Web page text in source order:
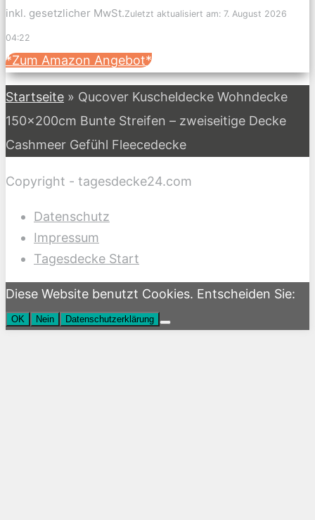
inkl. gesetzlicher MwSt.Zuletzt aktualisiert am: 7. August 2026
04:22
*Zum Amazon Angebot*
Startseite » Qucover Kuscheldecke Wohndecke
150x200cm Bunte Streifen – zweiseitige Decke
Cashmeer Gefühl Fleecedecke
Copyright - tagesdecke24.com
Datenschutz
Impressum
Tagesdecke Start
Diese Website benutzt Cookies. Entscheiden Sie:
OK Nein Datenschutzerklärung